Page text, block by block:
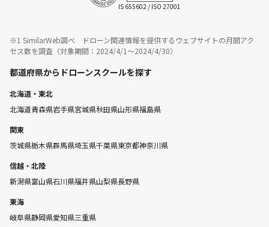
IS 655602 / ISO 27001
※1 SimilarWeb調べ ドローン関連情報を提供するウェブサイトの月間アク
セス数を調査（対象期間：2024/4/1〜2024/4/30）
都道府県からドローンスクールを探す
北海道・東北
北海道青森県岩手県宮城県秋田県山形県福島県
関東
茨城県栃木県群馬県埼玉県千葉県東京都神奈川県
信越・北陸
新潟県富山県石川県福井県山梨県長野県
東海
岐阜県静岡県愛知県三重県